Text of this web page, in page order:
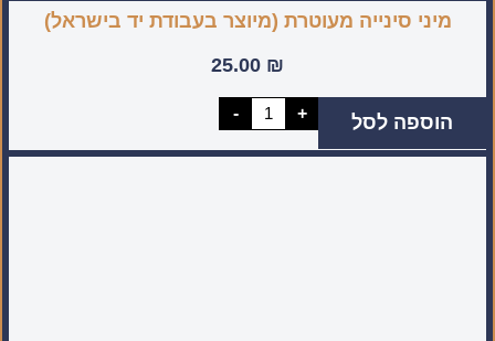
מיני סינייה מעוטרת (מיוצר בעבודת יד בישראל)
25.00 ₪
-
כמות
של
סינייה
+ הוספה לסל